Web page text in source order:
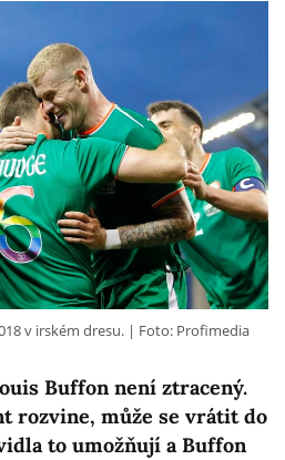
Buffon není ztracený.
rozvine, může se vrátit do
to umožňují a Buffon
v irském dresu. Foto: Profimedia